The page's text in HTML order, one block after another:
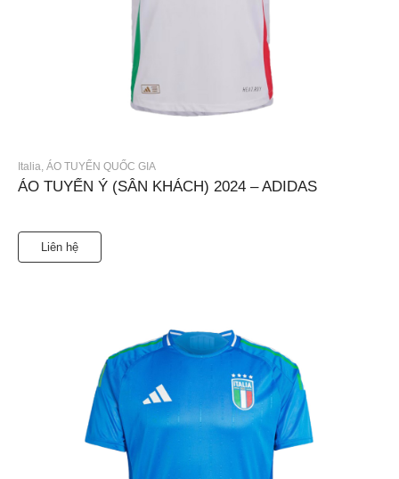
Italia ÁO TUYỂN QUỐC GIA
ÁO TUYỂN Ý (SÂN KHÁCH) 2024 – ADIDAS
Liên hệ